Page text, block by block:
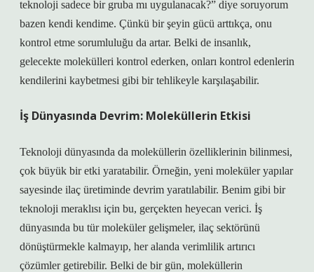
teknoloji sadece bir gruba mı uygulanacak?” diye soruyorum
bazen kendi kendime. Çünkü bir şeyin gücü arttıkça, onu
kontrol etme sorumluluğu da artar. Belki de insanlık,
gelecekte molekülleri kontrol ederken, onları kontrol edenlerin
kendilerini kaybetmesi gibi bir tehlikeyle karşılaşabilir.
İş Dünyasında Devrim: Moleküllerin Etkisi
Teknoloji dünyasında da moleküllerin özelliklerinin bilinmesi,
çok büyük bir etki yaratabilir. Örneğin, yeni moleküler yapılar
sayesinde ilaç üretiminde devrim yaratılabilir. Benim gibi bir
teknoloji meraklısı için bu, gerçekten heyecan verici. İş
dünyasında bu tür moleküler gelişmeler, ilaç sektörünü
dönüştürmekle kalmayıp, her alanda verimlilik artırıcı
çözümler getirebilir. Belki de bir gün, moleküllerin